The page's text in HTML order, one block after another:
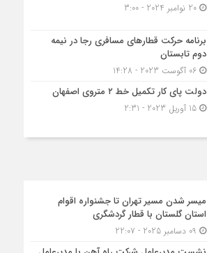
20 نوامبر 2024 - 3:00
برنامه حرکت قطارهای مسافری رجا در نیمه
دوم تابستان
06 آگوست 2023 - 14:28
دولت پای کار تکمیل خط ۲ متروی اصفهان
15 آوریل 2023 - 2:31
میسر شدن مسیر تهران تا جشنواره اقوام
استان گلستان با قطار گردشگری